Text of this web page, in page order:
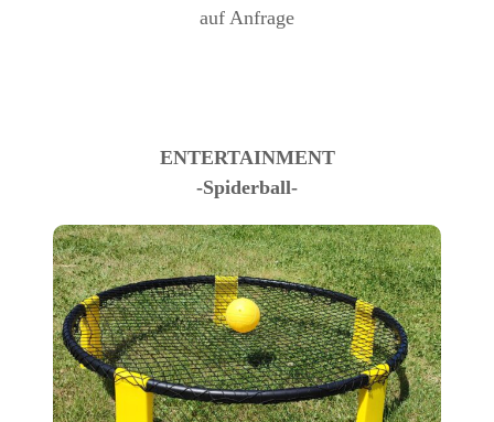
auf Anfrage
ENTERTAINMENT
-Spiderball-